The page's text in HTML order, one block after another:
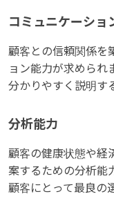
コミュニケーショ
顧客との信頼関係を
ョン能力が求められ
分かりやすく説明す
分析能力
顧客の健康状態や経
案するための分析能
顧客にとって最良の